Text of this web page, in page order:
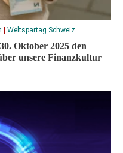
| Weltspartag Schweiz
Oktober 2025 den
unsere Finanzkultur